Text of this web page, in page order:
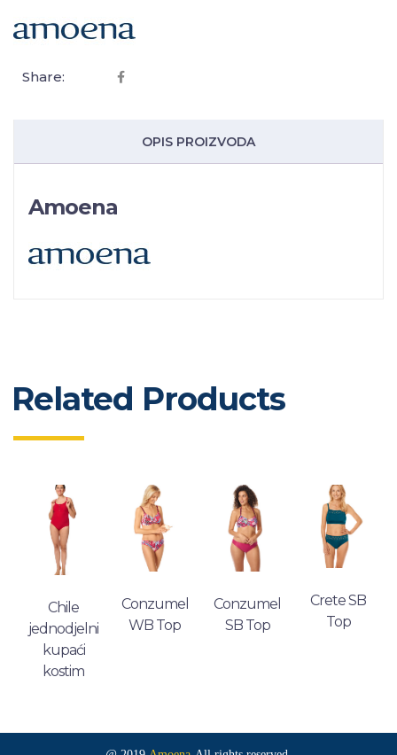
Share:
OPIS PROIZVODA
Amoena
Related Products
Chile
jednodjelni
kupaći
kostim
Conzumel
WB Top
Conzumel
SB Top
Crete SB
Top